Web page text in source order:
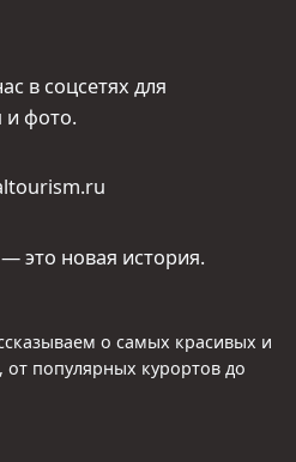
в соцсетях для
и фото.
это новая история.
о самых красивых и
от популярных курортов до